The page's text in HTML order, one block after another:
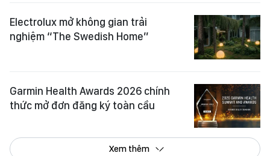
Electrolux mở không gian trải
nghiệm “The Swedish Home”
Garmin Health Awards 2026 chính
thức mở đơn đăng ký toàn cầu
Xem thêm